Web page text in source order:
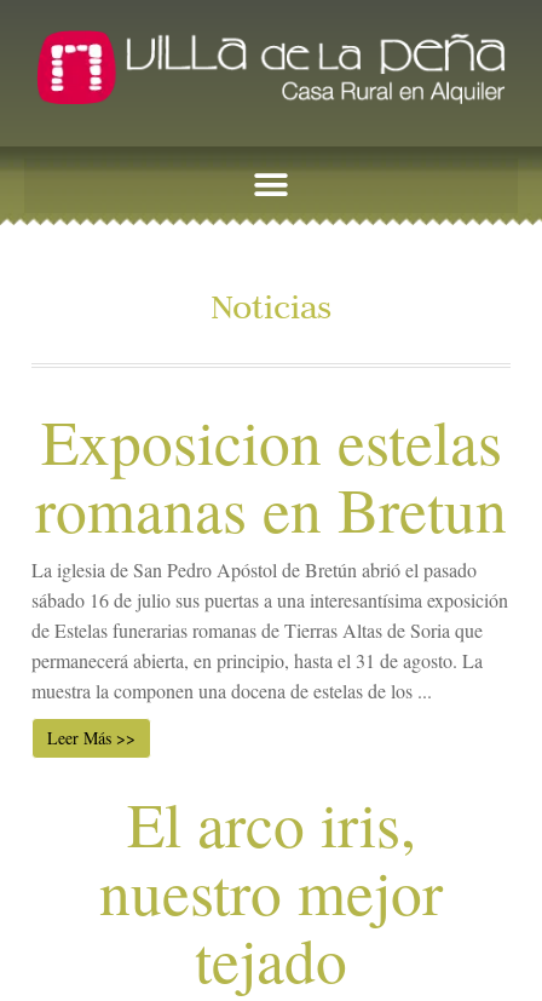
Noticias
Exposicion estelas
romanas en Bretun
La iglesia de San Pedro Apóstol de Bretún abrió el pasado
sábado 16 de julio sus puertas a una interesantísima exposición
de Estelas funerarias romanas de Tierras Altas de Soria que
permanecerá abierta, en principio, hasta el 31 de agosto. La
muestra la componen una docena de estelas de los ...
Leer Más >>
El arco iris,
nuestro mejor
tejado